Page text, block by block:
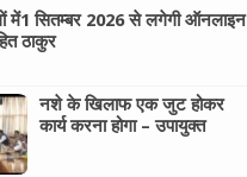
में1 सितम्बर 2026 से लगेगी ऑनलाइन
ठाकुर
नशे के खिलाफ एक जुट होकर
कार्य करना होगा – उपायुक्त